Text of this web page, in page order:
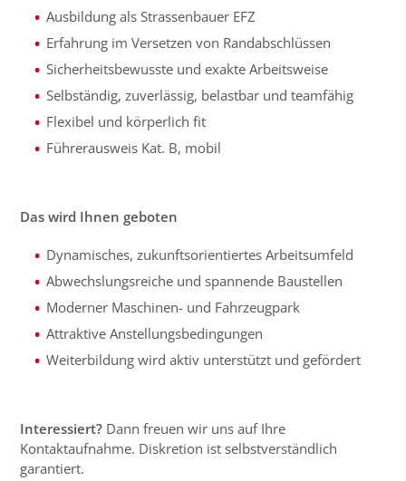
Ausbildung als Strassenbauer EFZ
Erfahrung im Versetzen von Randabschlüssen
Sicherheitsbewusste und exakte Arbeitsweise
Selbständig, zuverlässig, belastbar und teamfähig
Flexibel und körperlich fit
Führerausweis Kat. B, mobil
Das wird Ihnen geboten
Dynamisches, zukunftsorientiertes Arbeitsumfeld
Abwechslungsreiche und spannende Baustellen
Moderner Maschinen- und Fahrzeugpark
Attraktive Anstellungsbedingungen
Weiterbildung wird aktiv unterstützt und gefördert
Interessiert? Dann freuen wir uns auf Ihre
Kontaktaufnahme. Diskretion ist selbstverständlich
garantiert.